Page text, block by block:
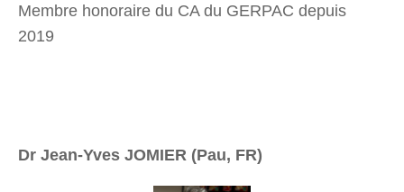
Membre honoraire du CA du GERPAC depuis
2019
Dr Jean-Yves JOMIER (Pau, FR)